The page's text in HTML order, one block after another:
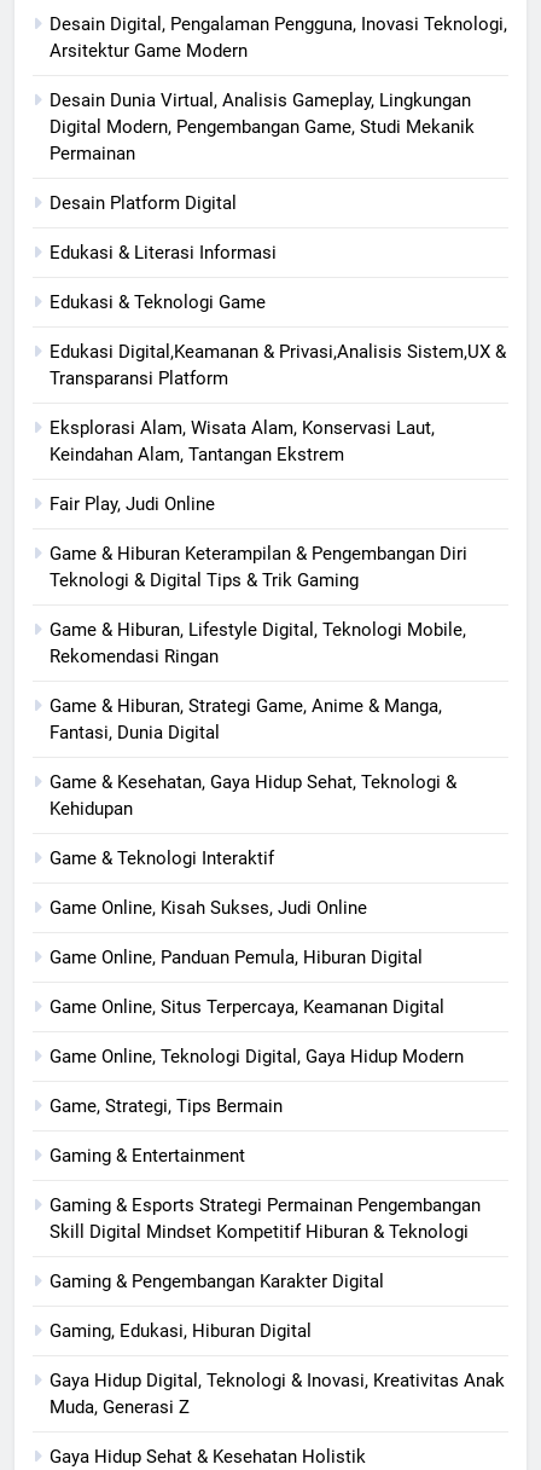
Desain Digital, Pengalaman Pengguna, Inovasi Teknologi,
Arsitektur Game Modern
Desain Dunia Virtual, Analisis Gameplay, Lingkungan
Digital Modern, Pengembangan Game, Studi Mekanik
Permainan
Desain Platform Digital
Edukasi & Literasi Informasi
Edukasi & Teknologi Game
Edukasi Digital,Keamanan & Privasi,Analisis Sistem,UX &
Transparansi Platform
Eksplorasi Alam, Wisata Alam, Konservasi Laut,
Keindahan Alam, Tantangan Ekstrem
Fair Play, Judi Online
Game & Hiburan Keterampilan & Pengembangan Diri
Teknologi & Digital Tips & Trik Gaming
Game & Hiburan, Lifestyle Digital, Teknologi Mobile,
Rekomendasi Ringan
Game & Hiburan, Strategi Game, Anime & Manga,
Fantasi, Dunia Digital
Game & Kesehatan, Gaya Hidup Sehat, Teknologi &
Kehidupan
Game & Teknologi Interaktif
Game Online, Kisah Sukses, Judi Online
Game Online, Panduan Pemula, Hiburan Digital
Game Online, Situs Terpercaya, Keamanan Digital
Game Online, Teknologi Digital, Gaya Hidup Modern
Game, Strategi, Tips Bermain
Gaming & Entertainment
Gaming & Esports Strategi Permainan Pengembangan
Skill Digital Mindset Kompetitif Hiburan & Teknologi
Gaming & Pengembangan Karakter Digital
Gaming, Edukasi, Hiburan Digital
Gaya Hidup Digital, Teknologi & Inovasi, Kreativitas Anak
Muda, Generasi Z
Gaya Hidup Sehat & Kesehatan Holistik